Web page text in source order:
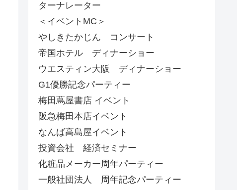
ターナレーター
＜イベントMC＞
やしきたかじん コンサート
帝国ホテル ディナーショー
ウエスティン大阪 ディナーショー
G1優勝記念パーティー
梅田蔦屋書店 イベント
阪急梅田本店イベント
なんば高島屋イベント
投資会社 経済セミナー
化粧品メーカー周年パーティー
一般社団法人 周年記念パーティー